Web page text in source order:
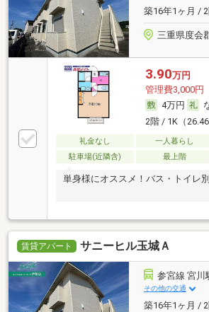
築16年1ヶ月 /
三重県度会
3.90万円
管理費3,000円
4万円
2階 / 1K（
礼金なし 一人暮らし
駐車場(近隣含)
最上階
単身様にオススメ！バス・トイレ
賃貸アパート サニーヒル玉城Ａ
参宮線 宮川
その他の交通
築16年1ヶ月 /